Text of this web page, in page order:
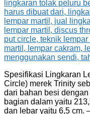
Spesifikasi Lingkaran
Circle) merek Trinity
dari bahan besi
bagian dalam yaitu
dan lebar yaitu 6,5 cm.